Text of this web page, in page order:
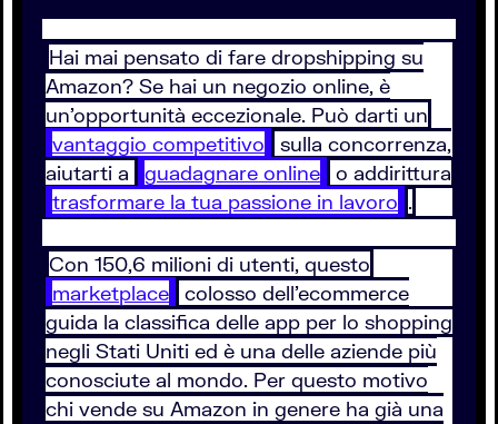
Hai mai pensato di fare dropshipping su
Amazon? Se hai un negozio online, è
un’opportunità eccezionale. Può darti un
vantaggio competitivo
sulla concorrenza,
aiutarti a
guadagnare online
o addirittura
trasformare la tua passione in lavoro .
Con 150,6 milioni di utenti, questo
marketplace
colosso dell’ecommerce
guida la classifica delle app per lo shopping
negli Stati Uniti ed è una delle aziende più
conosciute al mondo. Per questo motivo
chi vende su Amazon in genere ha già una